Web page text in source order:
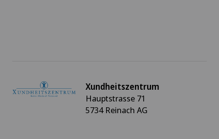
Xundheitszentrum
Hauptstrasse 71
5734 Reinach AG